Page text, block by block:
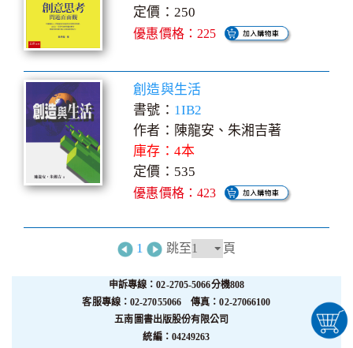
定價：250
優惠價格：225
創造與生活
書號： 1IB2
作者：陳龍安、朱湘吉著
庫存：4本
定價：535
優惠價格：423
1 跳至 頁
申訴專線：02-2705-5066分機808
客服專線：02-27055066 傳真：02-27066100
五南圖書出版股份有限公司
統編：04249263